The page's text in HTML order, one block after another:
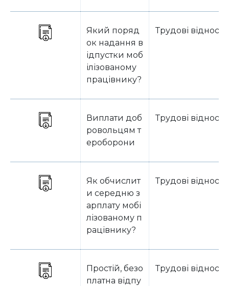
Який поряд
ок надання в
ідпустки моб
ілізованому
працівнику?
Трудові
Виплати доб
ровольцям т
ероборони
Трудові
Як обчислит
и середню з
арплату мобі
лізованому п
рацівнику?
Трудові
Простій, безо
платна відпу
Трудові